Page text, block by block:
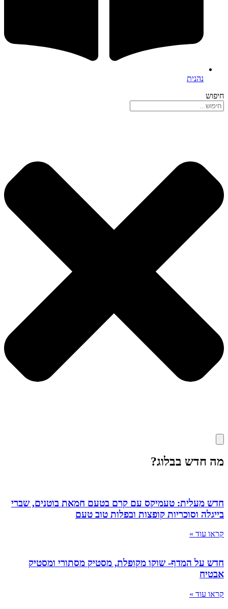
נהנית
חיפוש
מה חדש בבלוג?
חדש מעלית: טעמיקס עם קרם בטעם חמאת בוטנים, שברי
בייגלה וסוכריות קופצות ובפלות טוב טעם
קראו עוד »
חדש על המדף- שוקו מקופלת, מסטיק מסתורי ומסטיק
אבטיח
קראו עוד »